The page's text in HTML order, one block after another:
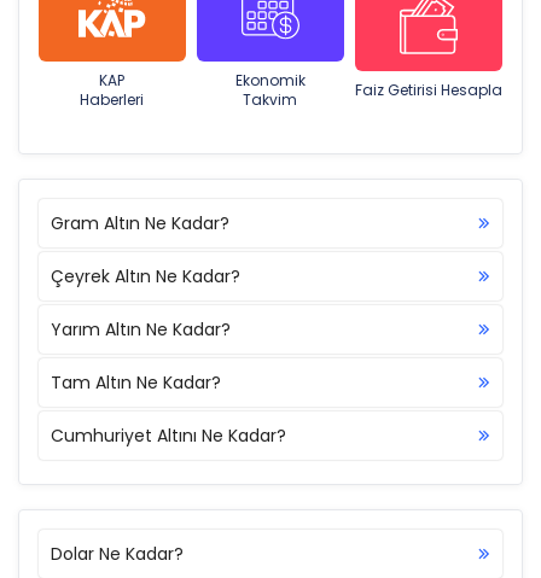
KAP
Haberleri
Ekonomik
Takvim
Faiz Getirisi Hesapla
Gram Altın Ne Kadar?
Çeyrek Altın Ne Kadar?
Yarım Altın Ne Kadar?
Tam Altın Ne Kadar?
Cumhuriyet Altını Ne Kadar?
Dolar Ne Kadar?